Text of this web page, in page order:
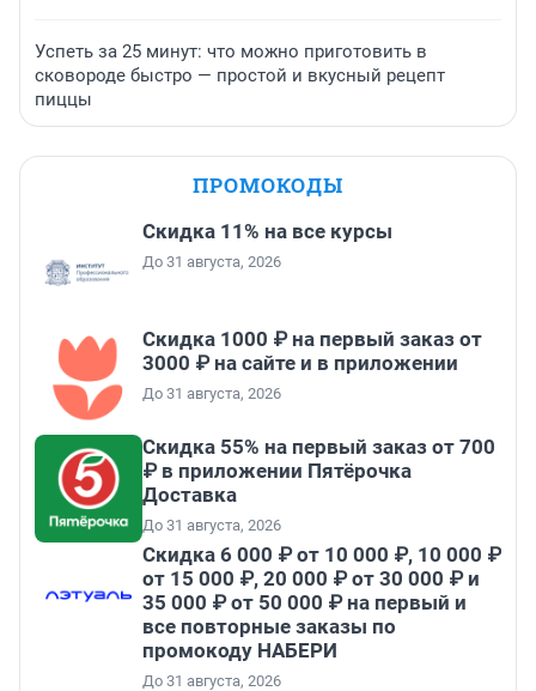
Успеть за 25 минут: что можно приготовить в
сковороде быстро — простой и вкусный рецепт
пиццы
ПРОМОКОДЫ
Скидка 11% на все курсы
До 31 августа, 2026
Скидка 1000 ₽ на первый заказ от
3000 ₽ на сайте и в приложении
До 31 августа, 2026
Скидка 55% на первый заказ от 700
₽ в приложении Пятёрочка
Доставка
До 31 августа, 2026
Скидка 6 000 ₽ от 10 000 ₽, 10 000 ₽
от 15 000 ₽, 20 000 ₽ от 30 000 ₽ и
35 000 ₽ от 50 000 ₽ на первый и
все повторные заказы по
промокоду НАБЕРИ
До 31 августа, 2026